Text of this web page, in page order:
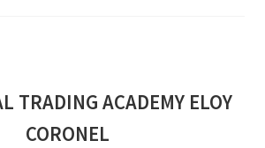
TRADING ACADEMY ELOY
CORONEL